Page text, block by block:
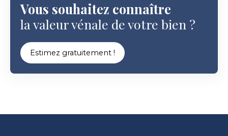
Vous souhaitez connaître
la valeur vénale de votre bien ?
Estimez gratuitement !